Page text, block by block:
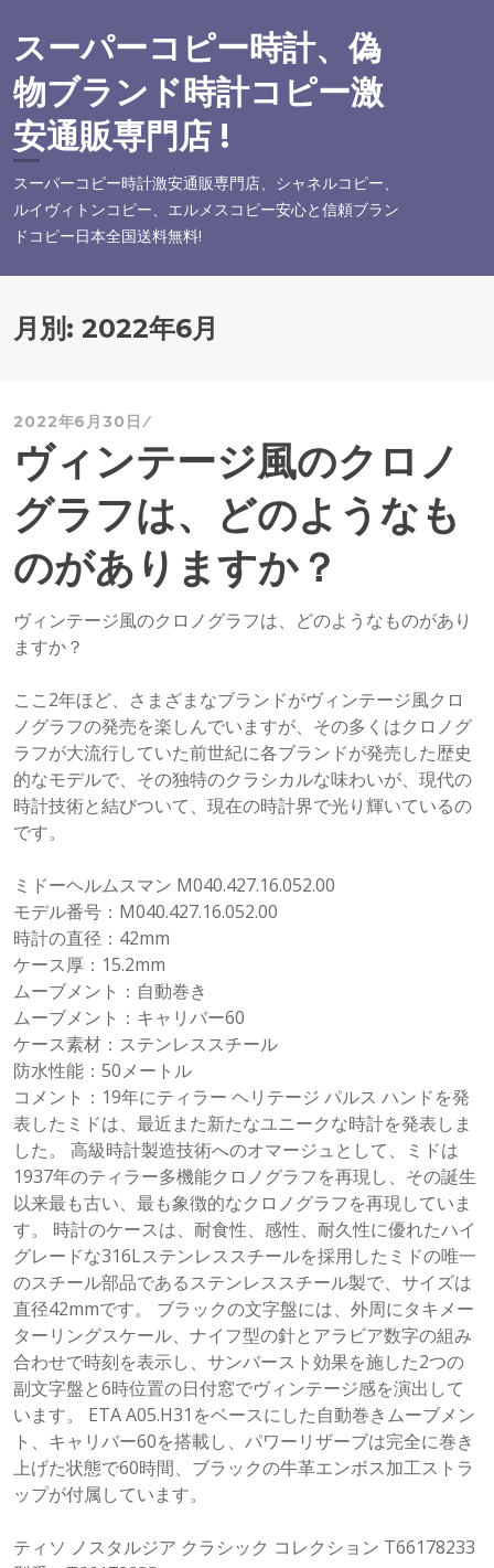
テ
ン
ツ
へ
スーパーコピー時計、偽
物ブランド時計コピー激
安通販専門店 !
スーパーコピー時計激安通販専門店、シャネルコピー、
ルイヴィトンコピー、エルメスコピー安心と信頼ブラン
ドコピー日本全国送料無料!
月別: 2022年6月
2022年6月30日
ヴィンテージ風のクロノ
グラフは、どのようなも
のがありますか？
ヴィンテージ風のクロノグラフは、どのようなものがあり
ますか？
ここ2年ほど、さまざまなブランドがヴィンテージ風クロ
ノグラフの発売を楽しんでいますが、その多くはクロノグ
ラフが大流行していた前世紀に各ブランドが発売した歴史
的なモデルで、その独特のクラシカルな味わいが、現代の
時計技術と結びついて、現在の時計界で光り輝いているの
です。
ミドーヘルムスマン M040.427.16.052.00
モデル番号：M040.427.16.052.00
時計の直径：42mm
ケース厚：15.2mm
ムーブメント：自動巻き
ムーブメント：キャリバー60
ケース素材：ステンレススチール
防水性能：50メートル
コメント：19年にティラー ヘリテージ パルス ハンドを発
表したミドは、最近また新たなユニークな時計を発表しま
した。 高級時計製造技術へのオマージュとして、ミドは
1937年のティラー多機能クロノグラフを再現し、その誕生
以来最も古い、最も象徴的なクロノグラフを再現していま
す。 時計のケースは、耐食性、感性、耐久性に優れたハイ
グレードな316Lステンレススチールを採用したミドの唯一
のスチール部品であるステンレススチール製で、サイズは
直径42mmです。 ブラックの文字盤には、外周にタキメー
ターリングスケール、ナイフ型の針とアラビア数字の組み
合わせで時刻を表示し、サンバースト効果を施した2つの
副文字盤と6時位置の日付窓でヴィンテージ感を演出して
います。 ETA A05.H31をベースにした自動巻きムーブメン
ト、キャリバー60を搭載し、パワーリザーブは完全に巻き
上げた状態で60時間、ブラックの牛革エンボス加工ストラ
ップが付属しています。
ティソ ノスタルジア クラシック コレクション T66178233